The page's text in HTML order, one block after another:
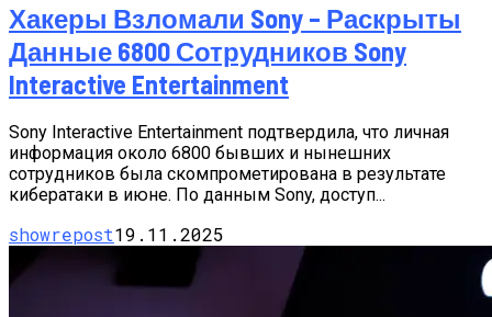
Хакеры Взломали Sony – Раскрыты
Данные 6800 Сотрудников Sony
Interactive Entertainment
Sony Interactive Entertainment подтвердила, что личная
информация около 6800 бывших и нынешних
сотрудников была скомпрометирована в результате
кибератаки в июне. По данным Sony, доступ...
showrepost19.11.2025